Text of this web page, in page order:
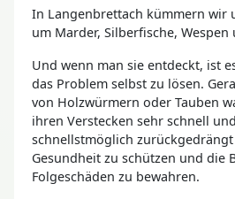
In Langenbrettach kümmern wir
um Marder, Silberfische,
Und wenn man sie entdeckt, ist
das Problem selbst zu lösen.
von Holzwürmern oder Tauben
ihren Verstecken sehr schnell
schnellstmöglich
Gesundheit zu schützen und die
Folgeschäden zu bewahren.